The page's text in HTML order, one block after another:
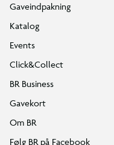
Gaveindpakning
Katalog
Events
Click&Collect
BR Business
Gavekort
Om BR
Følg BR på Facebook